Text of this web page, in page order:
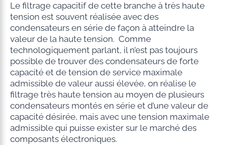
Le filtrage capacitif de cette branche à très haute
tension est souvent réalisée avec des
condensateurs en série de façon à atteindre la
valeur de la haute tension. Comme
technologiquement parlant, il n’est pas toujours
possible de trouver des condensateurs de forte
capacité et de tension de service maximale
admissible de valeur aussi élevée, on réalise le
filtrage très haute tension au moyen de plusieurs
condensateurs montés en série et d’une valeur de
capacité désirée, mais avec une tension maximale
admissible qui puisse exister sur le marché des
composants électroniques.